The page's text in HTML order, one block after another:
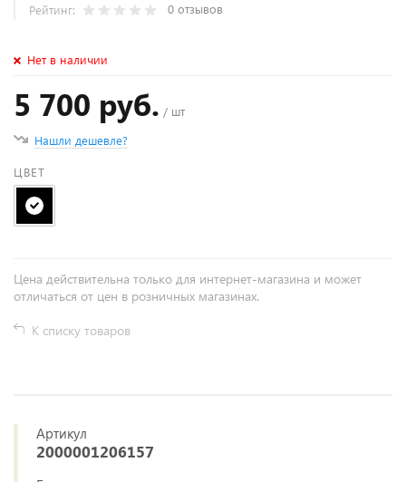
Рейтинг: 0 отзывов
Нет в наличии
5 700 руб. / шт
Нашли дешевле?
ЦВЕТ
Цена действительна только для интернет-магазина и может
отличаться от цен в розничных магазинах.
К списку товаров
Артикул
2000001206157